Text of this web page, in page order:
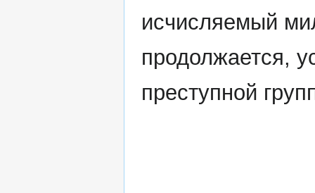
исчисляемый
продолжается,
преступной